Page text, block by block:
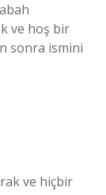
ve hoş bir
sonra ismini
ve hiçbir